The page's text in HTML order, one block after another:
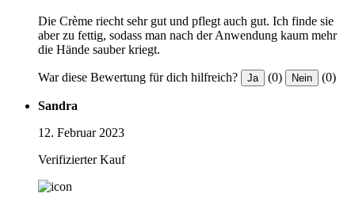
Die Crème riecht sehr gut und pflegt auch gut. Ich finde sie
aber zu fettig, sodass man nach der Anwendung kaum mehr
die Hände sauber kriegt.
War diese Bewertung für dich hilfreich? Ja (0) Nein (0)
Sandra
12. Februar 2023
Verifizierter Kauf